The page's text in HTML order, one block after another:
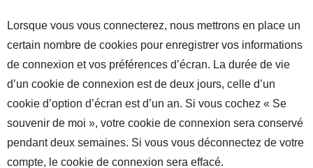
Lorsque vous vous connecterez, nous mettrons en place un
certain nombre de cookies pour enregistrer vos informations
de connexion et vos préférences d’écran. La durée de vie
d’un cookie de connexion est de deux jours, celle d’un
cookie d’option d’écran est d’un an. Si vous cochez « Se
souvenir de moi », votre cookie de connexion sera conservé
pendant deux semaines. Si vous vous déconnectez de votre
compte, le cookie de connexion sera effacé.